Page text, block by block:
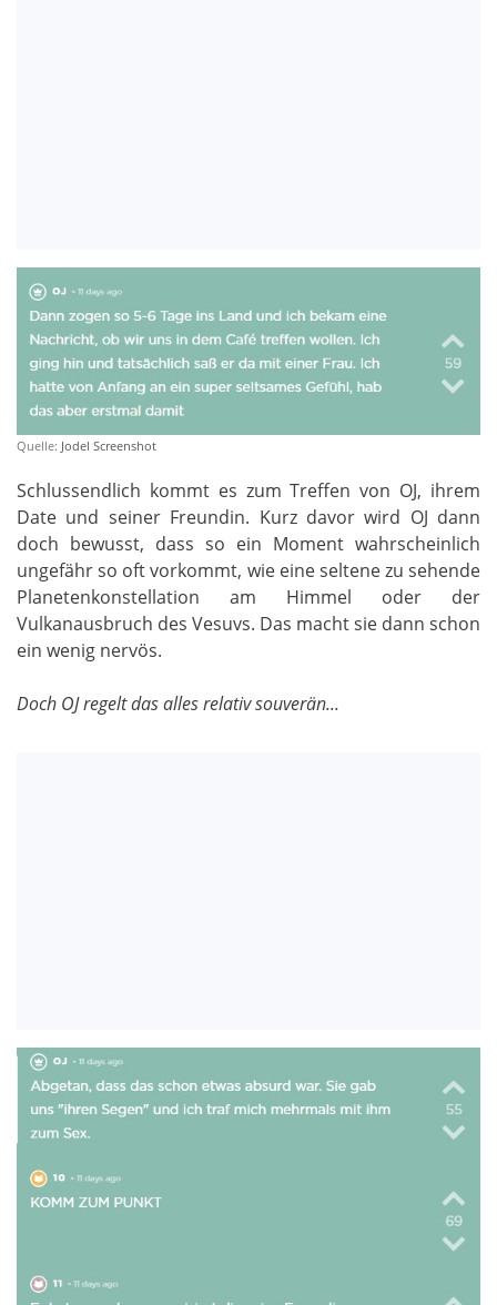
Quelle: Jodel Screenshot
Schlussendlich kommt es zum Treffen von OJ, ihrem
Date und seiner Freundin. Kurz davor wird OJ dann
doch bewusst, dass so ein Moment wahrscheinlich
ungefähr so oft vorkommt, wie eine seltene zu sehende
Planetenkonstellation am Himmel oder der
Vulkanausbruch des Vesuvs. Das macht sie dann schon
ein wenig nervös.
Doch OJ regelt das alles relativ souverän...